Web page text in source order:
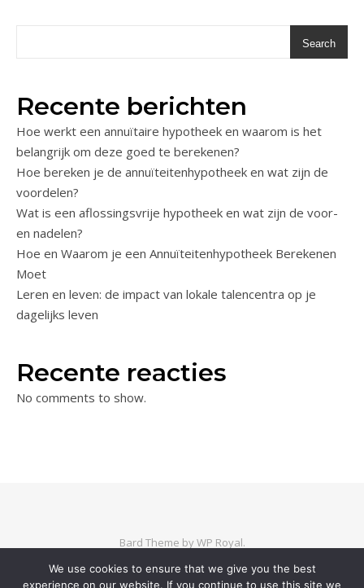
Search
Recente berichten
Hoe werkt een annuïtaire hypotheek en waarom is het
belangrijk om deze goed te berekenen?
Hoe bereken je de annuïteitenhypotheek en wat zijn de
voordelen?
Wat is een aflossingsvrije hypotheek en wat zijn de voor-
en nadelen?
Hoe en Waarom je een Annuïteitenhypotheek Berekenen
Moet
Leren en leven: de impact van lokale talencentra op je
dagelijks leven
Recente reacties
No comments to show.
Bard Theme byWP Royal.
We use cookies to ensure that we give you the best
experience on our website. If you continue to use this site we